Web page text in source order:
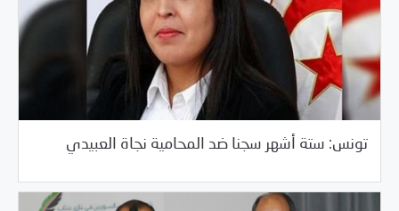
تونس: ستة أشهر سجنا ضد المحامية نجاة العبيدي